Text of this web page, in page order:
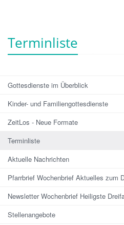
Terminliste
Gottesdienste im Überblick
Kinder- und Familiengottesdienste
ZeitLos - Neue Formate
Terminliste
Aktuelle Nachrichten
Pfarrbrief Wochenbrief Aktuelles zum
Newsletter Wochenbrief Heiligste
Stellenangebote